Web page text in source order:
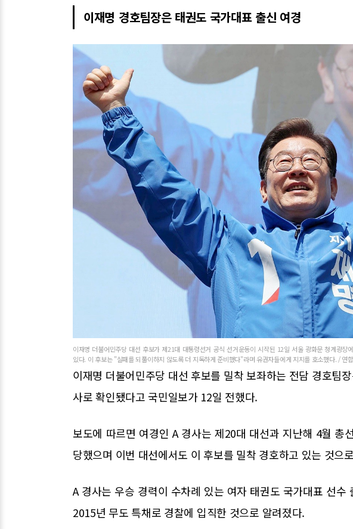
이재명 경호팀장은 태권도 국가대표 출신 여경
이재명 더불어민주당 대선 후보가 제21대 대통령선거 공식 선거운동이 시작된 12일 서울 광화문 청계광장
있다. 이 후보는 "실패를 되풀이하지 않도록 더 지독하게 준비했다"라며 유권자들에게 지지를 호소했다. / 연
이재명 더불어민주당 대선 후보를 밀착 보좌하는 전담 경호팀
사로 확인됐다고 국민일보가 12일 전했다.
보도에 따르면 여경인 A 경사는 제20대 대선과 지난해 4월 총
당했으며 이번 대선에서도 이 후보를 밀착 경호하고 있는 것으
A 경사는 우승 경력이 수차례 있는 여자 태권도 국가대표 선수
2015년 무도 특채로 경찰에 입직한 것으로 알려졌다.